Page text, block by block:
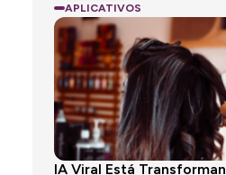
APLICATIVOS
IA Viral Está